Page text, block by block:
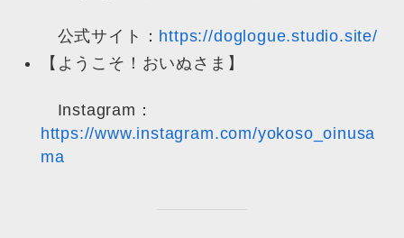
公式サイト： https://doglogue.studio.site/
【ようこそ！おいぬさま】
Instagram：
https://www.instagram.com/yokoso_oinusa
ma